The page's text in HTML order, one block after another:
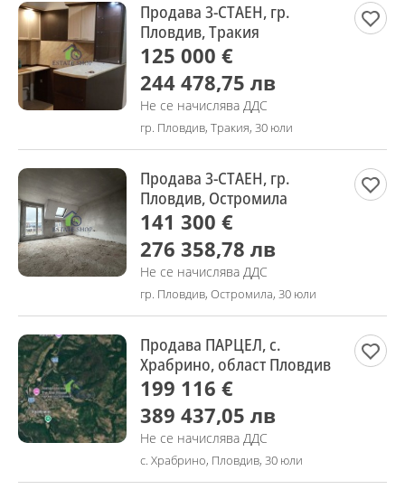
Продава 3-СТАЕН, гр.
Пловдив, Тракия
125 000 €
244 478,75 лв
Не се начислява ДДС
гр. Пловдив, Тракия, 30 юли
Продава 3-СТАЕН, гр.
Пловдив, Остромила
141 300 €
276 358,78 лв
Не се начислява ДДС
гр. Пловдив, Остромила, 30 юли
Продава ПАРЦЕЛ, с.
Храбрино, област Пловдив
199 116 €
389 437,05 лв
Не се начислява ДДС
с. Храбрино, Пловдив, 30 юли